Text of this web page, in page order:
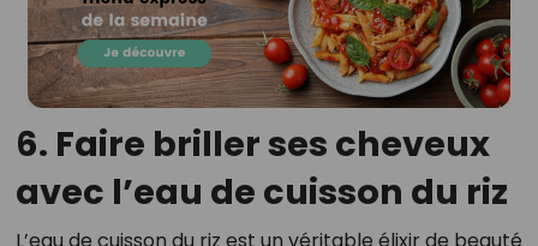
6. Faire briller ses cheveux
avec l’eau de cuisson du riz